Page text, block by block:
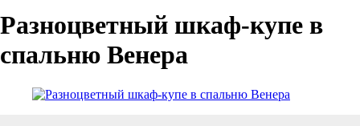
Разноцветный шкаф-купе в
спальню Венера